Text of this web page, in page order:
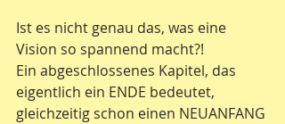
Ist es nicht genau das, was eine
Vision so spannend macht?!
Ein abgeschlossenes Kapitel, das
eigentlich ein ENDE bedeutet,
gleichzeitig schon einen NEUANFANG